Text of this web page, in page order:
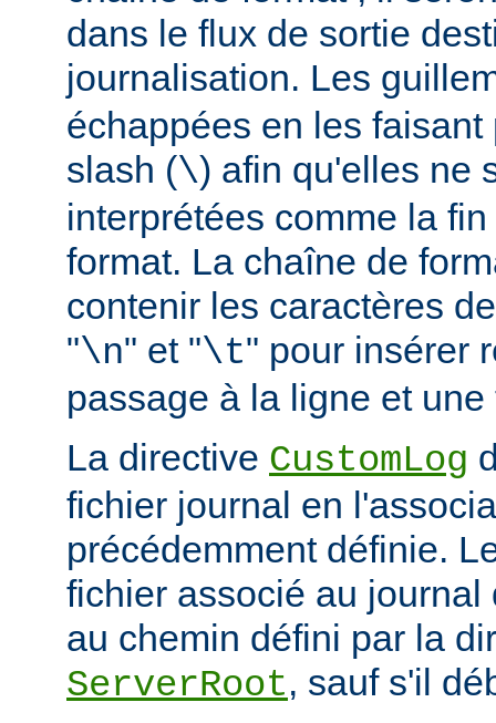
dans le flux de sortie
journalisation. Les
échappées en les
slash (\) afin qu'elles ne
interprétées comme la
format. La chaîne de
contenir les caractères
"\n" et "\t" pour insérer
passage à la ligne et
La directive CustomLog
fichier journal en
précédemment définie.
fichier associé au journal
au chemin défini par la
ServerRoot, sauf s'il